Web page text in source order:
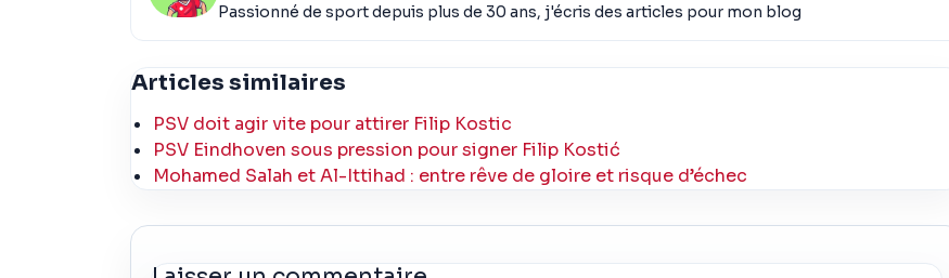
Passionné de sport depuis plus de 30 ans, j'écris des articles pour mon blog
Articles similaires
PSV doit agir vite pour attirer Filip Kostic
PSV Eindhoven sous pression pour signer Filip Kostić
Mohamed Salah et Al-Ittihad : entre rêve de gloire et risque d’échec